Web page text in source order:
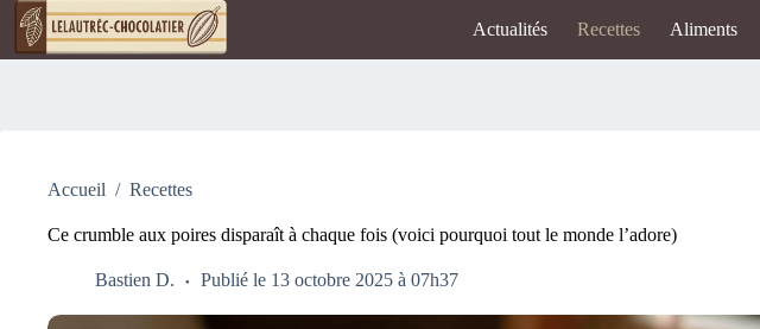
Passer
contenu
Actualités Recettes Aliments
Accueil / Recettes
Ce crumble aux poires disparaît à chaque fois (voici pourquoi tout le monde l’adore)
Bastien D. Publié le 13 octobre 2025 à 07h37